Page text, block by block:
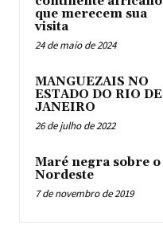
que merecem sua
visita
24 de maio de 2024
MANGUEZAIS NO
ESTADO DO RIO DE
JANEIRO
26 de julho de 2022
Maré negra sobre o
Nordeste
7 de novembro de 2019